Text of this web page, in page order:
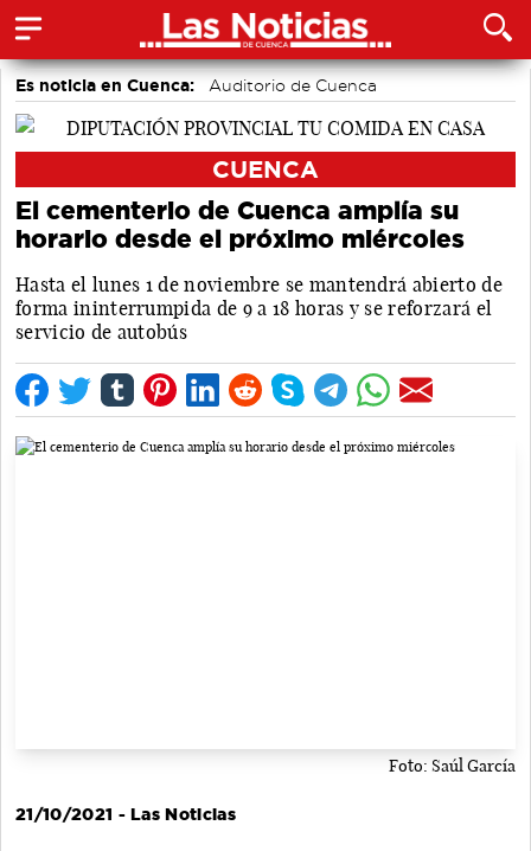
Es noticia en Cuenca: Auditorio de Cuenca
CUENCA
El cementerio de Cuenca amplía su
horario desde el próximo miércoles
Hasta el lunes 1 de noviembre se mantendrá abierto de
forma ininterrumpida de 9 a 18 horas y se reforzará el
servicio de autobús
Foto: Saúl García
21/10/2021 - Las Noticias